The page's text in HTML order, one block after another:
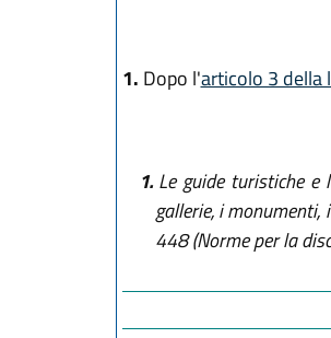
1. Dopo l'articolo 3 della
1.Le guide turistiche e
gallerie, i
448 (Norme per la